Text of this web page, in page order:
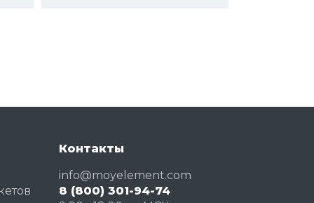
Контакты
info@moyelement.com
8 (800) 301-94-74